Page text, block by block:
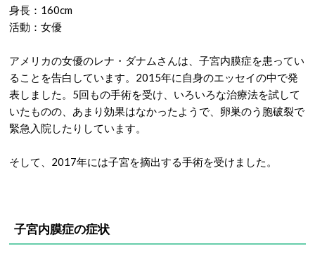
身長：160cm
活動：女優
アメリカの女優のレナ・ダナムさんは、子宮内膜症を患ってい
ることを告白しています。2015年に自身のエッセイの中で発
表しました。5回もの手術を受け、いろいろな治療法を試して
いたものの、あまり効果はなかったようで、卵巣のう胞破裂で
緊急入院したりしています。
そして、2017年には子宮を摘出する手術を受けました。
子宮内膜症の症状